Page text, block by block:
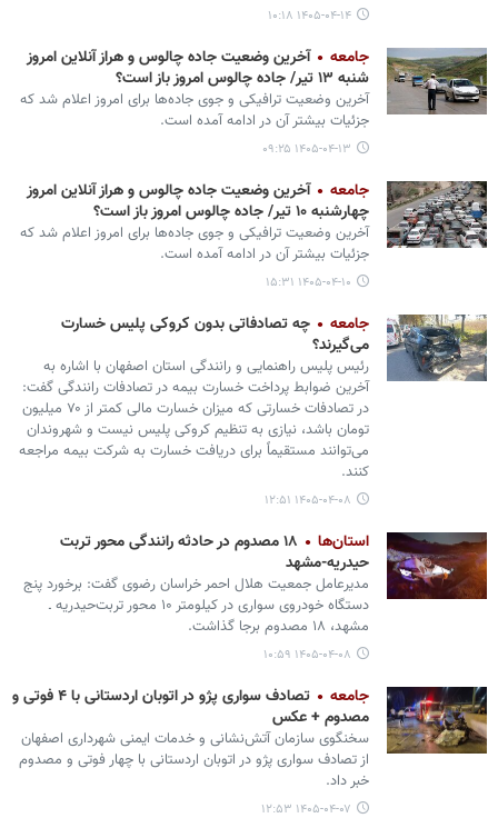
۱۴۰۵-۰۴-۱۴ ۱۰:۱۸
جامعه
آخرین وضعیت جاده چالوس و هراز آنلاین امروز
شنبه ۱۳ تیر/ جاده چالوس امروز باز است؟
آخرین وضعیت ترافیکی و جوی جاده‌ها برای امروز اعلام شد که
جزئیات بیشتر آن در ادامه آمده است.
۱۴۰۵-۰۴-۱۳ ۰۹:۲۵
جامعه
آخرین وضعیت جاده چالوس و هراز آنلاین امروز
چهارشنبه ۱۰ تیر/ جاده چالوس امروز باز است؟
آخرین وضعیت ترافیکی و جوی جاده‌ها برای امروز اعلام شد که
جزئیات بیشتر آن در ادامه آمده است.
۱۴۰۵-۰۴-۱۰ ۱۵:۳۱
جامعه
چه تصادفاتی بدون کروکی پلیس خسارت
می‌گیرند؟
رئیس پلیس راهنمایی و رانندگی استان اصفهان با اشاره به
آخرین ضوابط پرداخت خسارت بیمه در تصادفات رانندگی گفت:
در تصادفات خسارتی که میزان خسارت مالی کمتر از ۷۰ میلیون
تومان باشد، نیازی به تنظیم کروکی پلیس نیست و شهروندان
می‌توانند مستقیماً برای دریافت خسارت به شرکت بیمه مراجعه
کنند.
۱۴۰۵-۰۴-۰۸ ۱۲:۵۱
استان‌ها
۱۸ مصدوم در حادثه رانندگی محور تربت
حیدریه-مشهد
مدیرعامل جمعیت هلال احمر خراسان رضوی گفت: برخورد پنج
دستگاه خودروی سواری در کیلومتر ۱۰ محور تربت‌حیدریه ـ
مشهد، ۱۸ مصدوم برجا گذاشت.
۱۴۰۵-۰۴-۰۸ ۱۰:۵۹
جامعه
تصادف سواری پژو در اتوبان اردستانی با ۴ فوتی و
مصدوم + عکس
سخنگوی سازمان آتش‌نشانی و خدمات ایمنی شهرداری اصفهان
از تصادف سواری پژو در اتوبان اردستانی با چهار فوتی و مصدوم
خبر داد.
۱۴۰۵-۰۴-۰۷ ۱۲:۵۳